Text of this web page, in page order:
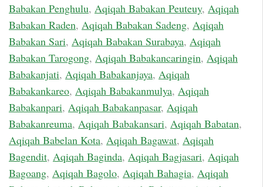
Babakan Penghulu, Aqiqah Babakan Peuteuy, Aqiqah
Babakan Raden, Aqiqah Babakan Sadeng, Aqiqah
Babakan Sari, Aqiqah Babakan Surabaya, Aqiqah
Babakan Tarogong, Aqiqah Babakancaringin, Aqiqah
Babakanjati, Aqiqah Babakanjaya, Aqiqah
Babakankareo, Aqiqah Babakanmulya, Aqiqah
Babakanpari, Aqiqah Babakanpasar, Aqiqah
Babakanreuma, Aqiqah Babakansari, Aqiqah Babatan,
Aqiqah Babelan Kota, Aqiqah Bagawat, Aqiqah
Bagendit, Aqiqah Baginda, Aqiqah Bagjasari, Aqiqah
Bagoang, Aqiqah Bagolo, Aqiqah Bahagia, Aqiqah